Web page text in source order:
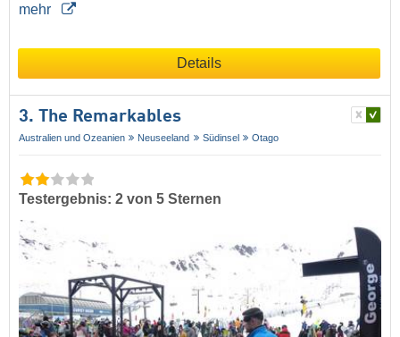
mehr
Details
3. The Remarkables
Australien und Ozeanien Neuseeland Südinsel Otago
Testergebnis: 2 von 5 Sternen